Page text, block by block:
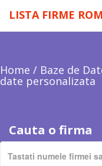
LISTA FIRME
Home / Baze de
date personalizata
Cauta o firma